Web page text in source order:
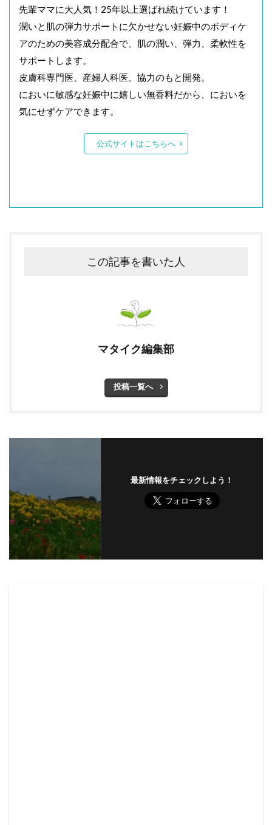
先輩ママに大人気！25年以上選ばれ続けています！
潤いと肌の弾力サポートに欠かせない妊娠中のボディケ
アのための美容成分配合で、肌の潤い、弾力、柔軟性を
サポートします。
皮膚科専門医、産婦人科医、協力のもと開発。
においに敏感な妊娠中に嬉しい無香料だから、においを
気にせずケアできます。
公式サイトはこちらへ
この記事を書いた人
マタイク編集部
投稿一覧へ
最新情報をチェックしよう！